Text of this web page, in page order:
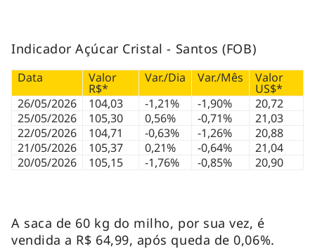
Indicador Açúcar Cristal - Santos (FOB)
Data Valor
R$*
Var./Dia Var./Mês Valor
US$*
26/05/2026
104,03 -1,21% -1,90%
20,72
25/05/2026
105,30 0,56% -0,71%
21,03
22/05/2026
104,71 -0,63% -1,26%
20,88
21/05/2026
105,37 0,21% -0,64%
21,04
20/05/2026
105,15 -1,76% -0,85% 20,90
A saca de 60 kg do milho, por sua vez, é
vendida a R$ 64,99, após queda de 0,06%.